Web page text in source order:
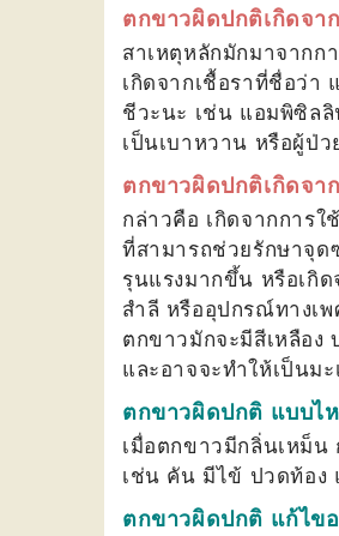
ตกขาวผิดปกติเกิดจา
สาเหตุหลักมักมาจากก
เกิดจากเชื้อราที่ชื่อว่า
ชีวะนะ เช่น แอมพิซิล
เป็นเบาหวาน หรือผู้ป่
ตกขาวผิดปกติเกิดจา
กล่าวคือ เกิดจากการ
ที่สามารถช่วยรักษาจุด
รุนแรงมากขึ้น หรือเกิ
สำลี หรืออุปกรณ์ทางเ
ตกขาวมักจะมีสีเหลือง
และอาจจะทำให้เป็นม
ตกขาวผิดปกติ แบบไ
เมื่อตกขาวมีกลิ่นเหม็น
เช่น คัน มีไข้ ปวดท้อง
ตกขาวผิดปกติ แก้ไข